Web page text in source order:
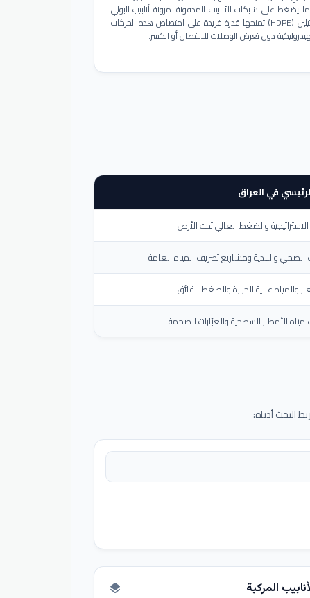
يضغط على شبكات الأنابيب المدفونة. مرونة أنابيب البولي
إيثيلين (HDPE) تمنحها قدرة فريدة على امتصاص هذه الحركات
دون تعرض الوصلات للانفصال أو الكسر.
في العراق
والضغط العالي تحت الأرض
والبلدية ومشاريع تصريف المياه العامة
والمياه عالية الحرارة والضغط الفائق
الأمطار السطحية والعبّارات الضخمة
البحث أدناه:
المركبة layers